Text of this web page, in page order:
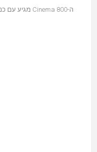
ה-Cinema 800 מגיע עם כניסת HDMI-eARC ותמיכה ברזולוציית 8K.